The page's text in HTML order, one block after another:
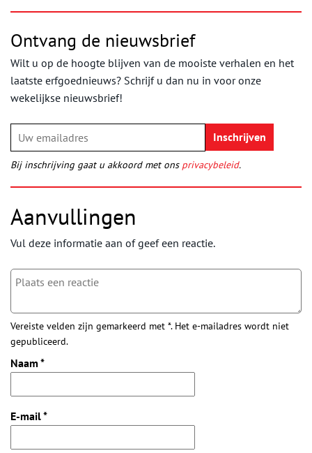
Ontvang de nieuwsbrief
Wilt u op de hoogte blijven van de mooiste verhalen en het
laatste erfgoednieuws? Schrijf u dan nu in voor onze
wekelijkse nieuwsbrief!
Bij inschrijving gaat u akkoord met ons privacybeleid.
Aanvullingen
Vul deze informatie aan of geef een reactie.
Vereiste velden zijn gemarkeerd met *. Het e-mailadres wordt niet
gepubliceerd.
Naam *
E-mail*